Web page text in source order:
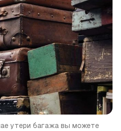
утери багажа вы можете